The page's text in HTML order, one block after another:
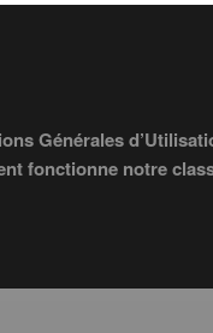
Générales
fonctionne notre